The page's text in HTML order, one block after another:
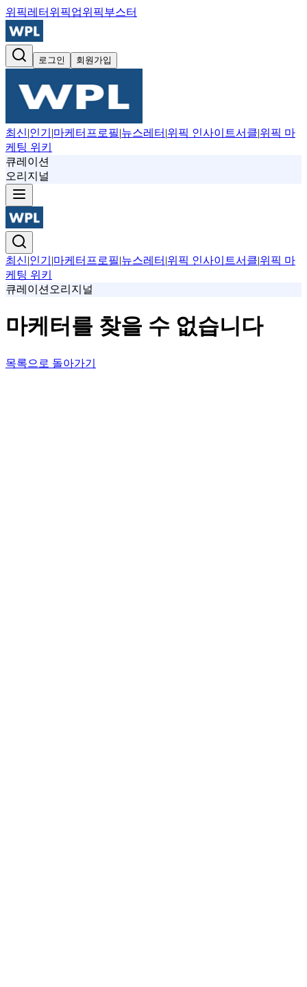
위픽레터 위픽업위픽부스터
로그인 회원가입
최신|인기 |마케터프로필|뉴스레터 |위픽 인사이트서클|위픽 마
케팅 위키
큐레이션
오리지널
최신|인기 |마케터프로필|뉴스레터 |위픽 인사이트서클|위픽 마
케팅 위키
큐레이션 오리지널
마케터를 찾을 수 없습니다
목록으로 돌아가기